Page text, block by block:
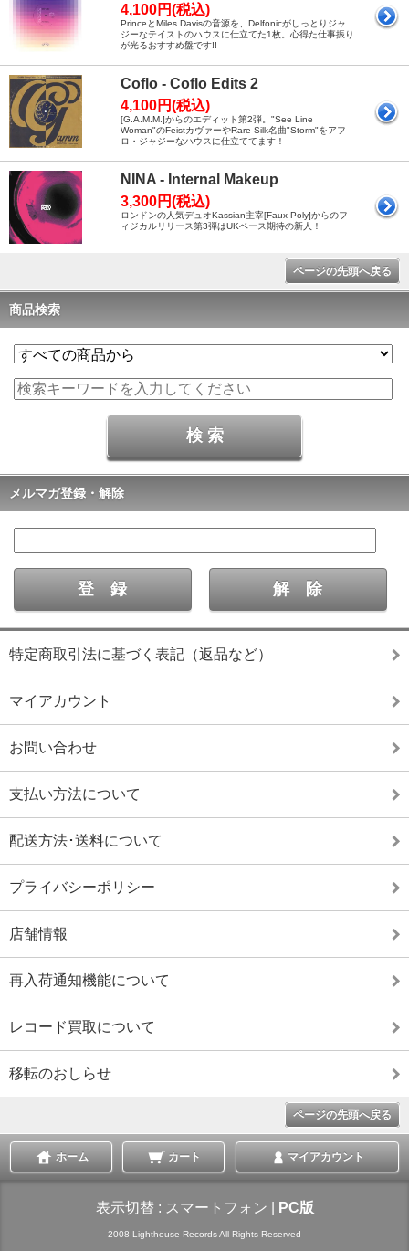
4,100円(税込)
PrinceとMiles Davisの音源を、Delfonicがしっとりジャ
ジーなテイストのハウスに仕立てた1枚。心得た仕事振り
が光るおすすめ盤です!!
Coflo - Coflo Edits 2
4,100円(税込)
[G.A.M.M.]からのエディット第2弾。"See Line
Woman"のFeistカヴァーやRare Silk名曲"Storm"をアフ
ロ・ジャジーなハウスに仕立ててます！
NINA - Internal Makeup
3,300円(税込)
ロンドンの人気デュオKassian主宰[Faux Poly]からのフ
ィジカルリリース第3弾はUKベース期待の新人！
ページの先頭へ戻る
商品検索
メルマガ登録・解除
特定商取引法に基づく表記（返品など）
マイアカウント
お問い合わせ
支払い方法について
配送方法･送料について
プライバシーポリシー
店舗情報
再入荷通知機能について
レコード買取について
移転のおしらせ
ページの先頭へ戻る
ホーム カート マイアカウント
表示切替 : スマートフォン PC版
2008 Lighthouse Records All Rights Reserved